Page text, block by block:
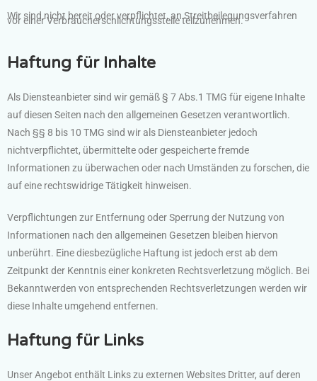
Wir sind nicht bereit oder verpflichtet, an Streitbeilegungsverfahren
vor einer Verbraucherschlichtungsstelle teilzunehmen.
Haftung für Inhalte
Als Diensteanbieter sind wir gemäß § 7 Abs.1 TMG für eigene Inhalte
auf diesen Seiten nach den allgemeinen Gesetzen verantwortlich.
Nach §§ 8 bis 10 TMG sind wir als Diensteanbieter jedoch
nichtverpflichtet, übermittelte oder gespeicherte fremde
Informationen zu überwachen oder nach Umständen zu forschen, die
auf eine rechtswidrige Tätigkeit hinweisen.
Verpflichtungen zur Entfernung oder Sperrung der Nutzung von
Informationen nach den allgemeinen Gesetzen bleiben hiervon
unberührt. Eine diesbezügliche Haftung ist jedoch erst ab dem
Zeitpunkt der Kenntnis einer konkreten Rechtsverletzung möglich. Bei
Bekanntwerden von entsprechenden Rechtsverletzungen werden wir
diese Inhalte umgehend entfernen.
Haftung für Links
Unser Angebot enthält Links zu externen Websites Dritter, auf deren